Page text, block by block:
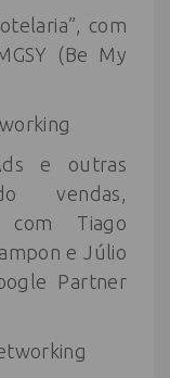
com
(Be My
e outras
vendas,
com Tiago
e Júlio
Partner